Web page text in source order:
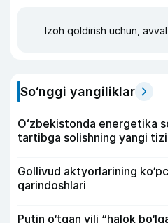
Izoh qoldirish uchun, avval
So‘nggi yangiliklar
Oʻzbekistonda energetika
tartibga solishning yangi
Gollivud aktyorlarining
qarindoshlari
Putin o‘tgan yili “halok